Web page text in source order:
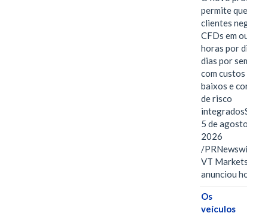
permite que os
clientes
CFDs em ouro
horas por dia,
dias por semana,
com custos mais
baixos e
de risco
5 de agosto de
2026
/PRNewswire/
VT Markets
anunciou hoje
Os
veículos